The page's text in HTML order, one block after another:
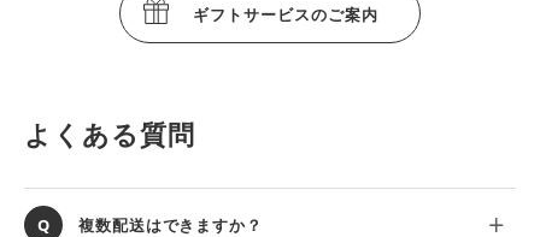
ギフトサービスのご案内
よくある質問
複数配送はできますか？